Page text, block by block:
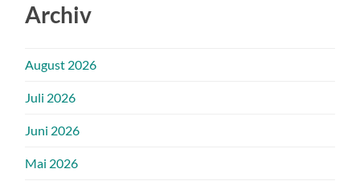
Archiv
August 2026
Juli 2026
Juni 2026
Mai 2026